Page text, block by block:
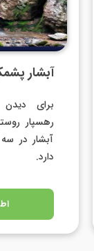
آبشار
برای
رهسپار
آبشار در سه
دارد.